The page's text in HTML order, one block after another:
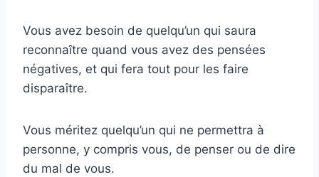
Vous avez besoin de quelqu’un qui saura
reconnaître quand vous avez des pensées
négatives, et qui fera tout pour les faire
disparaître.
Vous méritez quelqu’un qui ne permettra à
personne, y compris vous, de penser ou de dire
du mal de vous.